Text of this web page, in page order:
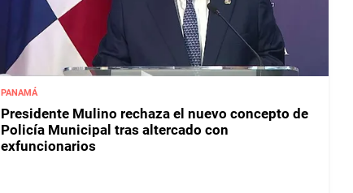
PANAMÁ
Presidente Mulino rechaza el nuevo concepto de
Policía Municipal tras altercado con
exfuncionarios